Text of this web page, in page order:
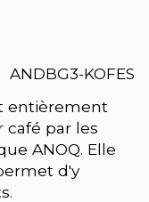
ANDBG3-KOFES
entièrement
café par les
ANOQ. Elle
d'y